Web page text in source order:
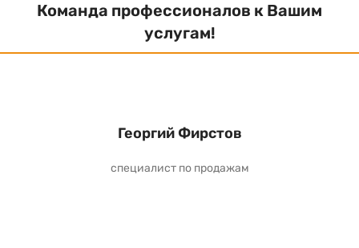
Команда профессионалов к Вашим
услугам!
Георгий Фирстов
специалист по продажам